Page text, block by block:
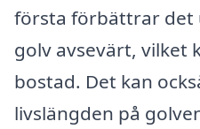
första förbättrar det
golv avsevärt, vilket
bostad. Det kan
livslängden på